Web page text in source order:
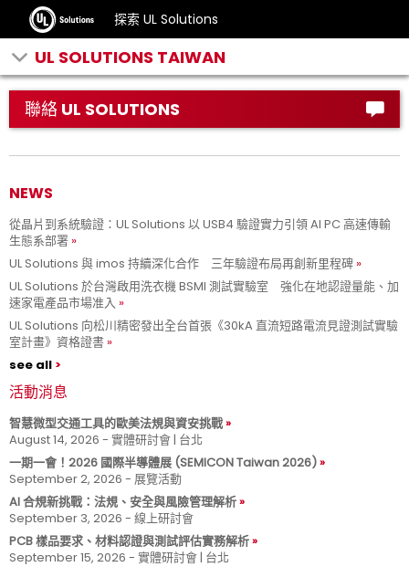
探索 UL Solutions
UL SOLUTIONS TAIWAN
聯絡 UL SOLUTIONS
NEWS
從晶片到系統驗證：UL Solutions 以 USB4 驗證實力引領 AI PC 高速傳輸
生態系部署
UL Solutions 與 imos 持續深化合作 三年驗證布局再創新里程碑
UL Solutions 於台灣啟用洗衣機 BSMI 測試實驗室 強化在地認證量能、加
速家電產品市場准入
UL Solutions 向松川精密發出全台首張《30kA 直流短路電流見證測試實驗
室計畫》資格證書
see all
活動消息
智慧微型交通工具的歐美法規與資安挑戰
August 14, 2026 - 實體研討會 | 台北
一期一會！2026 國際半導體展 (SEMICON Taiwan 2026)
September 2, 2026 - 展覽活動
AI 合規新挑戰：法規、安全與風險管理解析
September 3, 2026 - 線上研討會
PCB 樣品要求、材料認證與測試評估實務解析
September 15, 2026 - 實體研討會 | 台北